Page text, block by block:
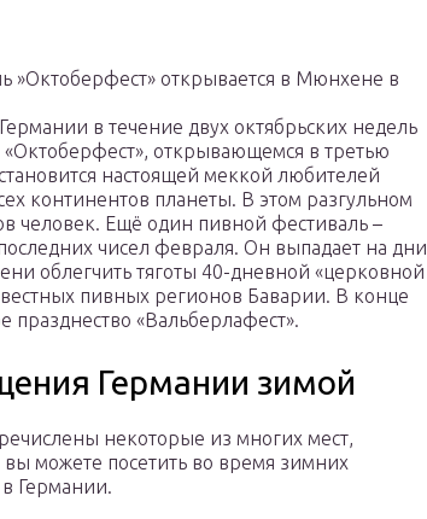
»Октоберфест» открывается в Мюнхене в
в течение двух октябрьских недель
открывающемся в третью
настоящей меккой любителей
континентов планеты. В этом разгульном
человек. Ещё один пивной фестиваль –
чисел февраля. Он выпадает на дни
облегчить тяготы 40-дневной «церковной
пивных регионов Баварии. В конце
празднество «Вальберлафест».
Германии зимой
некоторые из многих мест,
можете посетить во время зимних
Германии.